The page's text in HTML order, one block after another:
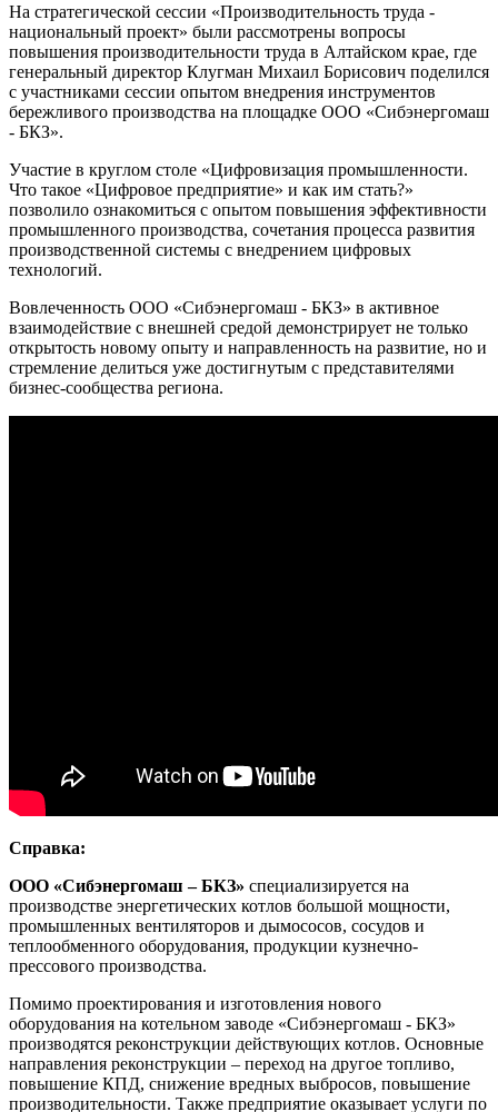
На стратегической сессии «Производительность труда -
национальный проект» были рассмотрены вопросы
повышения производительности труда в Алтайском крае, где
генеральный директор Клугман Михаил Борисович поделился
с участниками сессии опытом внедрения инструментов
бережливого производства на площадке ООО «Сибэнергомаш
- БКЗ».
Участие в круглом столе «Цифровизация промышленности.
Что такое «Цифровое предприятие» и как им стать?»
позволило ознакомиться с опытом повышения эффективности
промышленного производства, сочетания процесса развития
производственной системы с внедрением цифровых
технологий.
Вовлеченность ООО «Сибэнергомаш - БКЗ» в активное
взаимодействие с внешней средой демонстрирует не только
открытость новому опыту и направленность на развитие, но и
стремление делиться уже достигнутым с представителями
бизнес-сообщества региона.
Справка:
ООО «Сибэнергомаш ‒ БКЗ» специализируется на
производстве энергетических котлов большой мощности,
промышленных вентиляторов и дымососов, сосудов и
теплообменного оборудования, продукции кузнечно-
прессового производства.
Помимо проектирования и изготовления нового
оборудования на котельном заводе «Сибэнергомаш - БКЗ»
производятся реконструкции действующих котлов. Основные
направления реконструкции – переход на другое топливо,
повышение КПД, снижение вредных выбросов, повышение
производительности. Также предприятие оказывает услуги по